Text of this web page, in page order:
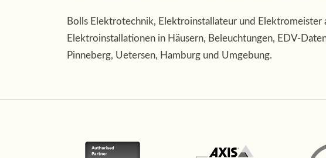
Bolls Elektrotechnik, Elektroinstallateur und
Elektroinstallationen in Häusern, Beleuchtungen, EDV-
Pinneberg, Uetersen, Hamburg und Umgebung.